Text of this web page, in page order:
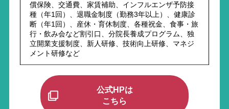
償保険、交通費、家賃補助、インフルエンザ予防接
種（年1回）、退職金制度（勤務3年以上）、健康診
断（年1回）、産休・育休制度、各種祝金、食事・旅
行・飲み会など割引口、分院長養成プログラム、独
立開業支援制度、新人研修、技術向上研修、マネジ
メント研修など
公式HPは
こちら